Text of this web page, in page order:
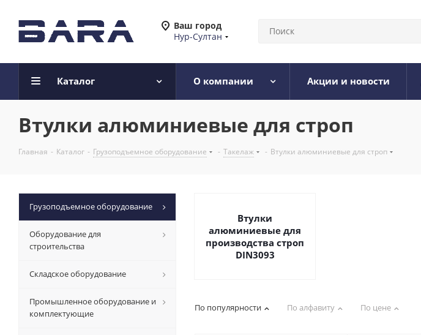
Ваш город
Нур-Султан
Каталог О компании Акции и новости
Втулки алюминиевые для строп
Главная - Каталог - Грузоподъемное оборудование - Такелаж - Втулки алюминиевые для строп
Втулки
алюминиевые для
производства строп
DIN3093
По популярности По алфавиту По цене
Грузоподъемное оборудование
Оборудование для
строительства
Складское оборудование
Промышленное оборудование и
комплектующие